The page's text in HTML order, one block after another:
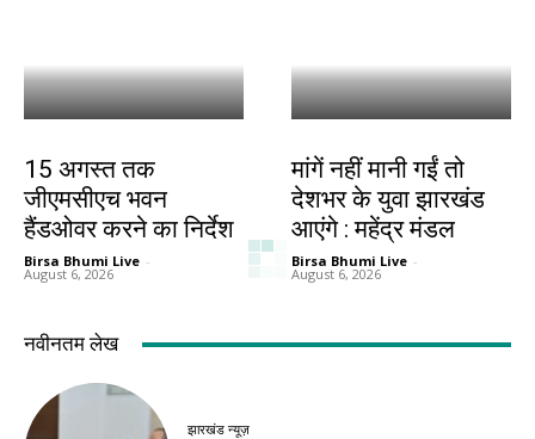
15 अगस्त तक
जीएमसीएच भवन
हैंडओवर करने का निर्देश
Birsa Bhumi Live -
August 6, 2026
मांगें नहीं मानी गईं तो
देशभर के युवा झारखंड
आएंगे : महेंद्र मंडल
Birsa Bhumi Live -
August 6, 2026
नवीनतम लेख
झारखंड न्यूज़